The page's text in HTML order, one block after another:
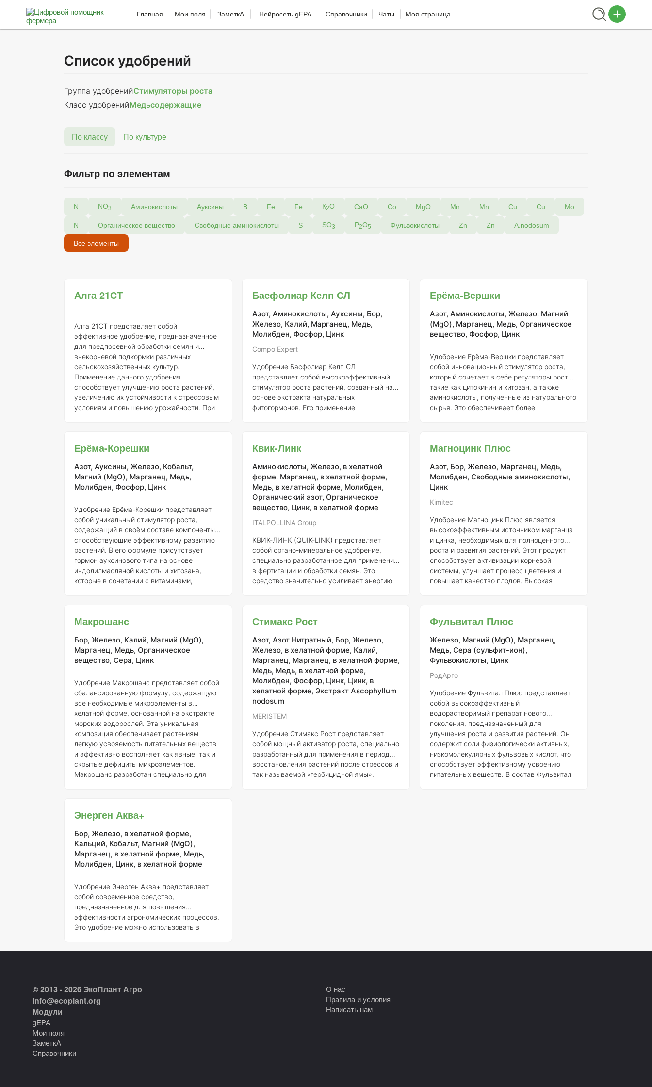
Главная Мои поля ЗаметкА Нейросеть gEPA Справочники Чаты Моя страница
Список удобрений
Группа удобренийСтимуляторы роста
Класс удобренийМедьсодержащие
По классу По культуре
Фильтр по элементам
N NO3 Аминокислоты Ауксины В Fe Fe К2O CaO Co MgO Mn Mn Cu Cu Мо
N Органическое вещество Свободные аминокислоты S SO3 Р2О5 Фульвокислоты Zn Zn A.nodosum
Все элементы
Алга 21СТ
Алга 21СТ представляет собой
эффективное удобрение, предназначенное
для предпосевной обработки семян и
внекорневой подкормки различных
сельскохозяйственных культур.
Применение данного удобрения
способствует улучшению роста растений,
увеличению их устойчивости к стрессовым
условиям и повышению урожайности. При
необходимыми микроэлементами, что
системы. Внекорневая подкормка
позволяет растениям лучше усваиват
Басфолиар Келп СЛ
Азот, Аминокислоты, Ауксины, Бор,
Железо, Калий, Марганец, Медь,
Молибден, Фосфор, Цинк
Compo Expert
Удобрение Басфолиар Келп СЛ
представляет собой высокоэффективный
стимулятор роста растений, созданный на
основе экстракта натуральных
фитогормонов. Его применение
положение в почве и улучшает доступ к
СЛ также повышает засухоустойчивость и
жароустойчивость растений, что особенно
актуально в условиях изменчивого климата.
Это удобрение способствует более
рациональному использованию
минеральных
Ерёма-Вершки
Азот, Аминокислоты, Железо, Магний
(MgO), Марганец, Медь, Органическое
вещество, Фосфор, Цинк
Удобрение Ерёма-Вершки представляет
собой инновационный стимулятор роста,
который сочетает в себе регуляторы роста,
такие как цитокинин и хитозан, а также
аминокислоты, полученные из натурального
сырья. Это обеспечивает более
и микроэлементов. Ерёма-Вершки активно
моменты их развития, особенно в фазах
активного роста вегетативных органов и
формирования генеративных структур.
Применение этого удобрения
Ерёма-Корешки
Азот, Ауксины, Железо, Кобальт,
Магний (MgO), Марганец, Медь,
Молибден, Фосфор, Цинк
Удобрение Ерёма-Корешки представляет
собой уникальный стимулятор роста,
содержащий в своём составе компоненты,
способствующие эффективному развитию
растений. В его формуле присутствует
гормон ауксинового типа на основе
индолилмасляной кислоты и хитозана,
которые в сочетании с витаминами,
питательных веществ растениями. Это
использования как макро-, так и
микроэлементов. Применение Ерёма-
Корешки в фазе появл
Квик-Линк
Аминокислоты, Железо, в хелатной
форме, Марганец, в хелатной форме,
Медь, в хелатной форме, Молибден,
Органический азот, Органическое
вещество, Цинк, в хелатной форме
ITALPOLLINA Group
КВИК-ЛИНК (QUIK-LINK) представляет
собой органо-минеральное удобрение,
специально разработанное для применения
в фертигации и обработки семян. Это
средство значительно усиливает энергию
стимулирует процесс корнеобразования,
поскольку крепкая корневая система
обеспечивает их устойчивость к
неблагоприятным условиям окружающей
среды и улучшает усвоение питательных
веществ из почвы. Удобство использования
КВИК-ЛИ
Магноцинк Плюс
Азот, Бор, Железо, Марганец, Медь,
Молибден, Свободные аминокислоты,
Цинк
Kimitec
Удобрение Магноцинк Плюс является
высокоэффективным источником марганца
и цинка, необходимых для полноценного
роста и развития растений. Этот продукт
способствует активизации корневой
системы, улучшает процесс цветения и
повышает качество плодов. Высокая
эффективному усвоению растениями. В
улучшается фотосинтетическая активность
и предотвращается хлороз листьев.
Основные преимущества Магноцинк Плюс
включают двой
Макрошанс
Бор, Железо, Калий, Магний (MgO),
Марганец, Медь, Органическое
вещество, Сера, Цинк
Удобрение Макрошанс представляет собой
сбалансированную формулу, содержащую
все необходимые микроэлементы в
хелатной форме, основанной на экстракте
морских водорослей. Эта уникальная
композиция обеспечивает растениям
легкую усвояемость питательных веществ
и эффективно восполняет как явные, так и
скрытые дефициты микроэлементов.
Макрошанс разработан специально для
культур, которые требуют интенсивной
Стимакс Рост
Азот, Азот Нитратный, Бор, Железо,
Железо, в хелатной форме, Калий,
Марганец, Марганец, в хелатной форме,
Медь, Медь, в хелатной форме,
Молибден, Фосфор, Цинк, Цинк, в
хелатной форме, Экстракт Ascophyllum
nodosum
MERISTEM
Удобрение Стимакс Рост представляет
собой мощный активатор роста, специально
разработанный для применения в период
восстановления растений после стрессов и
так называемой «гербицидной ямы».
Фульвитал Плюс
Железо, Магний (MgO), Марганец,
Медь, Сера (сульфит-ион),
Фульвокислоты, Цинк
РодАрго
Удобрение Фульвитал Плюс представляет
собой высокоэффективный
водорастворимый препарат нового
поколения, предназначенный для
улучшения роста и развития растений. Он
содержит соли физиологически активных,
низкомолекулярных фульвовых кислот, что
способствует эффективному усвоению
питательных веществ. В состав Фульвитал
Энерген Аква+
Бор, Железо, в хелатной форме,
Кальций, Кобальт, Магний (MgO),
Марганец, в хелатной форме, Медь,
Молибден, Цинк, в хелатной форме
Удобрение Энерген Аква+ представляет
собой современное средство,
предназначенное для повышения
эффективности агрономических процессов.
Это удобрение можно использовать в
почвы, газонов и пастбищ, а также для
осуществления полива под корень для
© 2013 - 2026 ЭкоПлант Агро
info@ecoplant.org
Модули
gEPA
Мои поля
ЗаметкА
Справочники
О нас
Правила и условия
Написать нам